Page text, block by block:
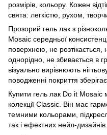
розмірів, кольору. Кожен
свята: легкістю, рухом,
Прозорий гель лак з
Mosaic середньої
поверхнею, не
однорідно, не збивається в
візуально вирівнюють
поводженні покриття
Купити гель лак Do it
колекції Classic. Він має
темними кольорами,
так і ефектних нейл-дизайнів.